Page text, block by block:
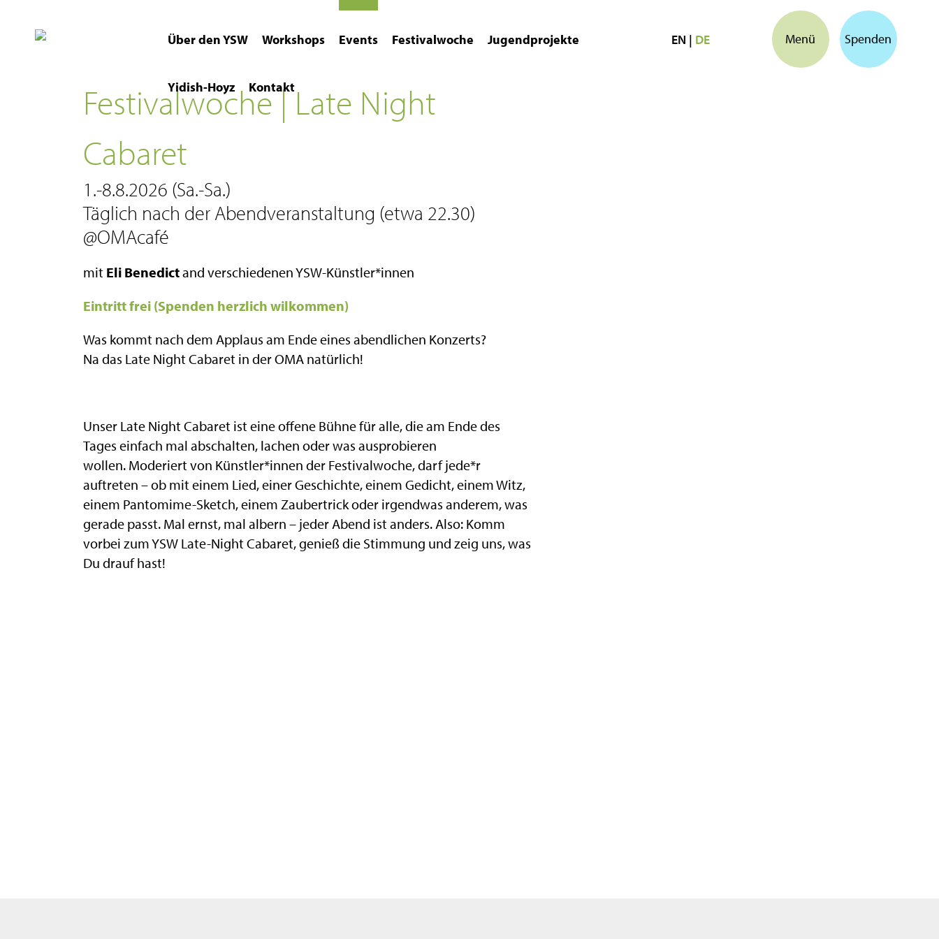
Über den YSW Workshops Events Festivalwoche Jugendprojekte
Yidish-Hoyz Kontakt
EN | DE Menü Spenden
Festivalwoche | Late Night
Cabaret
1.-8.8.2026 (Sa.-Sa.)
Täglich nach der Abendveranstaltung (etwa 22.30)
@OMAcafé
mit Eli Benedictand verschiedenen YSW-Künstler*innen
Eintritt frei (Spenden herzlich wilkommen)
Was kommt nach dem Applaus am Ende eines abendlichen Konzerts?
Na das Late Night Cabaret in der OMA natürlich!
Unser Late Night Cabaret ist eine offene Bühne für alle, die am Ende des
Tages einfach mal abschalten, lachen oder was ausprobieren
wollen. Moderiert von Künstler*innen der Festivalwoche, darf jede*r
auftreten – ob mit einem Lied, einer Geschichte, einem Gedicht, einem Witz,
einem Pantomime-Sketch, einem Zaubertrick oder irgendwas anderem, was
gerade passt. Mal ernst, mal albern – jeder Abend ist anders. Also: Komm
vorbei zum YSW Late-Night Cabaret, genieß die Stimmung und zeig uns, was
Du drauf hast!